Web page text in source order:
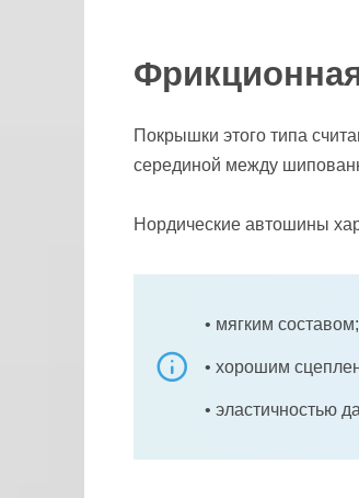
Покрышки этого типа
серединой между
Нордические автошины
• мягким составом;
• хорошим
• эластичностью